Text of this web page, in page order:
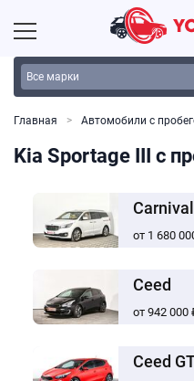
Главная Автомобили с
Kia Sportage III с
Carnival
от 1 680
Ceed
от 942 000
Ceed